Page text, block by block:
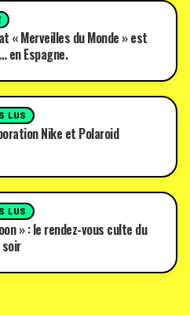
« Merveilles du Monde » est
en Espagne.
LUS
Nike et Polaroid
LUS
» : le rendez-vous culte du
soir